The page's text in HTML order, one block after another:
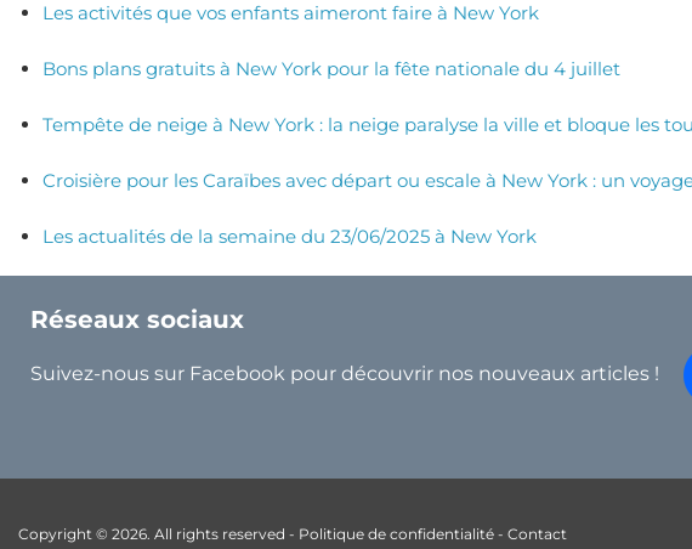
Les activités que vos enfants aimeront faire à New York
Bons plans gratuits à New York pour la fête nationale du 4 juillet
Tempête de neige à New York : la neige paralyse la ville et bloque les
Croisière pour les Caraïbes avec départ ou escale à New York : un
Les actualités de la semaine du 23/06/2025 à New York
Réseaux sociaux
Suivez-nous sur Facebook pour découvrir nos nouveaux articles !
Copyright © 2026. All rights reserved - Politique de confidentialité - Contact